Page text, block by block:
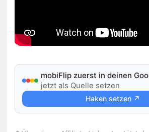
mobiFlip zuerst in deinen
jetzt als Quelle setzen
Haken setzen ↗